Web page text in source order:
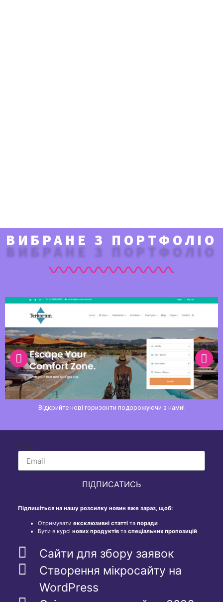
ВИБРАНЕ З ПОРТФОЛІО
Сайт компанії перевезення палива
Email
ПІДПИСАТИСЬ
Підпишіться на нашу розсилку новин вже зараз, щоб:
Отримувати ексклюзивні статті та поради
Бути в курсі нових продуктів та спеціальних пропозицій
Сайти для збору заявок
Створення мікросайту на
WordPress